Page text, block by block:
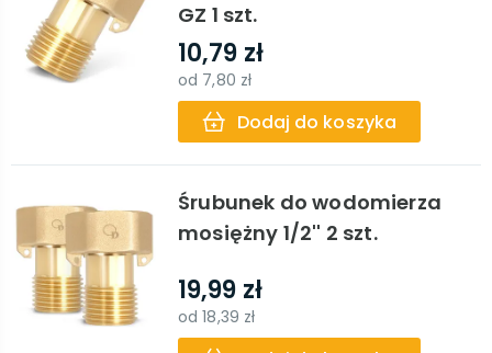
GZ 1 szt.
10,79 zł
od 7,80 zł
Dodaj do koszyka
Śrubunek do wodomierza
mosiężny 1/2'' 2 szt.
19,99 zł
od18,39 zł